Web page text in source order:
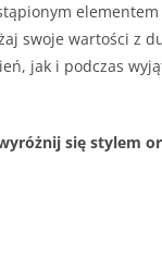
swoje wartości z
jak i podczas
się stylem